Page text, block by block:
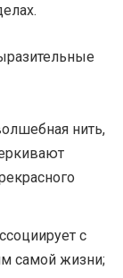
нить,
с
самой жизни;